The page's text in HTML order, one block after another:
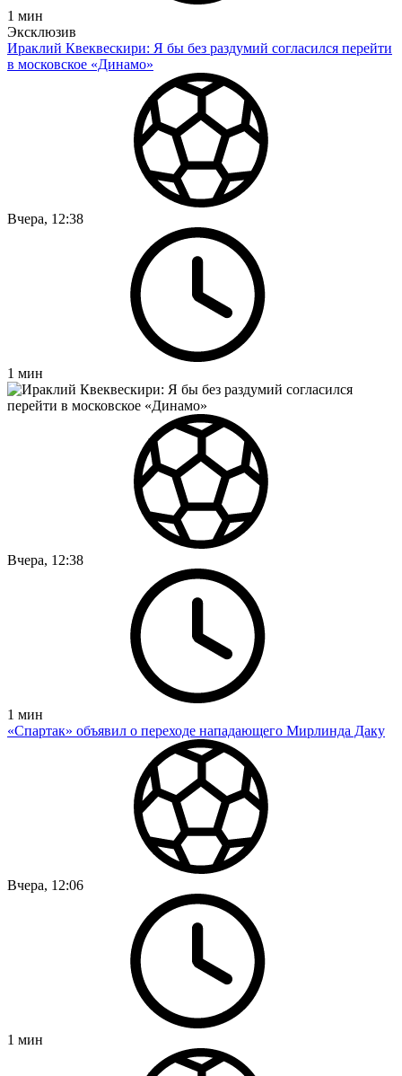
1 мин
Эксклюзив
Ираклий Квеквескири: Я бы без раздумий согласился перейти
в московское «Динамо»
Вчера, 12:38
1 мин
Вчера, 12:38
1 мин
«Спартак» объявил о переходе нападающего Мирлинда Даку
Вчера, 12:06
1 мин